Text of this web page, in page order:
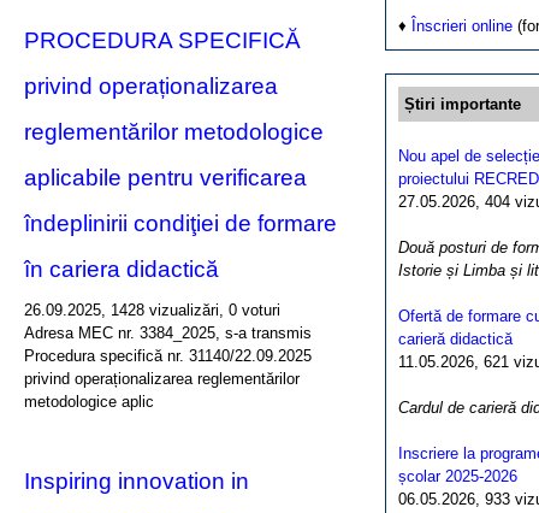
♦ Înscrieri online
Știri importante
Nou apel de
proiectului RECRED
27.05.2026, 404
Două posturi de
Istorie și Limba și
Ofertă de formare
carieră didactică
11.05.2026, 621
Cardul de carieră
Inscriere la
școlar 2025-2026
06.05.2026, 933
PROCEDURA SPECIFICĂ
privind operaționalizarea
reglementărilor metodologice
aplicabile pentru verificarea
îndeplinirii condiţiei de formare
în cariera didactică
26.09.2025, 1428 vizualizări, 0 voturi
Adresa MEC nr. 3384_2025, s-a transmis
Procedura specifică nr. 31140/22.09.2025
privind operaționalizarea reglementărilor
metodologice aplic
Inspiring innovation in